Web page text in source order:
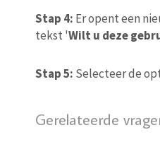
Stap 4: Er opent een
tekst 'Wilt u deze
Stap 5: Selecteer de
Gerelateerde